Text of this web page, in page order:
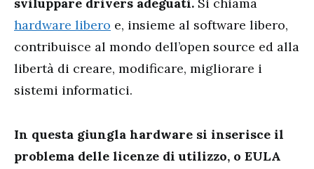
hardware libero e, insieme al software libero,
contribuisce al mondo dell’open source ed alla
libertà di creare, modificare, migliorare i
sistemi informatici.
In questa giungla hardware si inserisce il
problema delle licenze di utilizzo, o EULA